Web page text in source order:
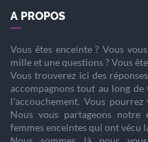
A PROPOS
Vous êtes enceinte? Vous
mille et une questions ? Vous
Vous trouverez ici des
accompagnons tout au long de
l'accouchement. Vous
Nous vous partageons notre
femmes enceintes qui ont vécu